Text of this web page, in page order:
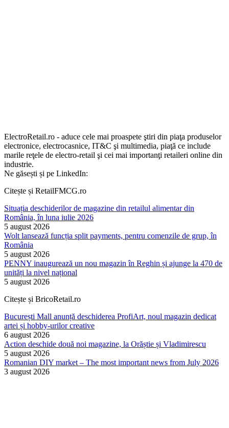
ElectroRetail.ro - aduce cele mai proaspete ştiri din piaţa produselor
electronice, electrocasnice, IT&C şi multimedia, piaţă ce include
marile reţele de electro-retail şi cei mai importanţi retaileri online din
industrie.
Ne găsești și pe LinkedIn:
Citește și RetailFMCG.ro
Situația deschiderilor de magazine din retailul alimentar din
România, în luna iulie 2026
5 august 2026
Wolt lansează funcția split payments, pentru comenzile de grup, în
România
5 august 2026
PENNY inaugurează un nou magazin în Reghin și ajunge la 470 de
unități la nivel național
5 august 2026
Citește și BricoRetail.ro
București Mall anunță deschiderea ProfiArt, noul magazin dedicat
artei și hobby-urilor creative
6 august 2026
Action deschide două noi magazine, la Orăștie și Vladimirescu
5 august 2026
Romanian DIY market – The most important news from July 2026
3 august 2026